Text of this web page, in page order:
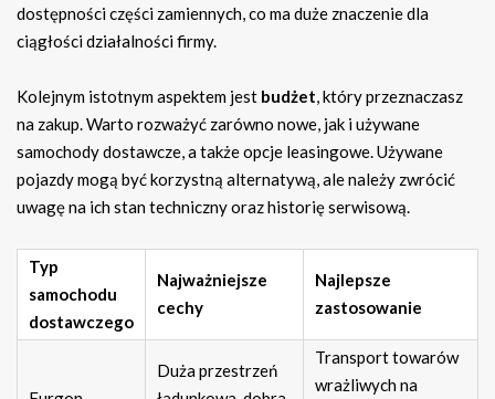
dostępności części zamiennych, co ma duże znaczenie dla
ciągłości działalności firmy.
Kolejnym istotnym aspektem jest budżet, który przeznaczasz
na zakup. Warto rozważyć zarówno nowe, jak i używane
samochody dostawcze, a także opcje leasingowe. Używane
pojazdy mogą być korzystną alternatywą, ale należy zwrócić
uwagę na ich stan techniczny oraz historię serwisową.
Typ
samochodu
dostawczego
Najważniejsze
cechy
Najlepsze
zastosowanie
Duża przestrzeń
Transport towarów
wrażliwych na